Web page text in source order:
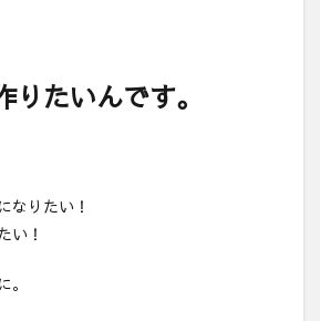
たいんです。
なりたい！
い！